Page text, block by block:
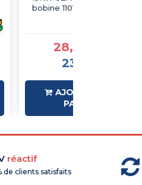
bobine 110VAC - 1NO -
28,79 €TTC
23,99 €HT
AJOUTER AU
PANIER
réactif
de clients satisfaits